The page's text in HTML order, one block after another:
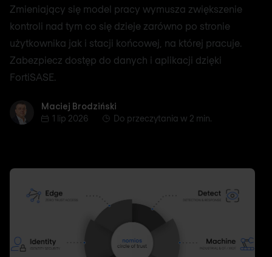
Zmieniający się model pracy wymusza zwiększenie
kontroli nad tym co się dzieje zarówno po stronie
użytkownika jak i stacji końcowej, na której pracuje.
Zabezpiecz dostęp do danych i aplikacji dzięki
FortiSASE.
Maciej Brodziński
Maciej Brodziński
1 lip 2026
Do przeczytania w 2 min.